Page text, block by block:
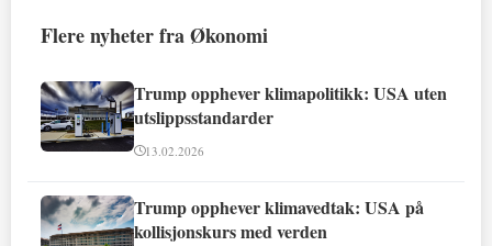
Flere nyheter fra Økonomi
Trump opphever klimapolitikk: USA uten
utslippsstandarder
13.02.2026
Trump opphever klimavedtak: USA på
kollisjonskurs med verden